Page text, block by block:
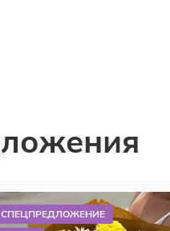
СПЕЦПРЕДЛОЖЕНИЕ